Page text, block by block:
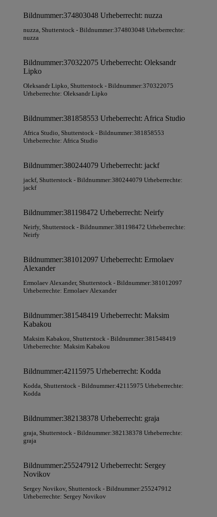
Bildnummer:374803048 Urheberrecht: nuzza
nuzza, Shutterstock - Bildnummer:374803048 Urheberrechte:
nuzza
Bildnummer:370322075 Urheberrecht: Oleksandr
Lipko
Oleksandr Lipko, Shutterstock - Bildnummer:370322075
Urheberrechte: Oleksandr Lipko
Bildnummer:381858553 Urheberrecht: Africa Studio
Africa Studio, Shutterstock - Bildnummer:381858553
Urheberrechte: Africa Studio
Bildnummer:380244079 Urheberrecht: jackf
jackf, Shutterstock - Bildnummer:380244079 Urheberrechte:
jackf
Bildnummer:381198472 Urheberrecht: Neirfy
Neirfy, Shutterstock - Bildnummer:381198472 Urheberrechte:
Neirfy
Bildnummer:381012097 Urheberrecht: Ermolaev
Alexander
Ermolaev Alexander, Shutterstock - Bildnummer:381012097
Urheberrechte: Ermolaev Alexander
Bildnummer:381548419 Urheberrecht: Maksim
Kabakou
Maksim Kabakou, Shutterstock - Bildnummer:381548419
Urheberrechte: Maksim Kabakou
Bildnummer:42115975 Urheberrecht: Kodda
Kodda, Shutterstock - Bildnummer:42115975 Urheberrechte:
Kodda
Bildnummer:382138378 Urheberrecht: graja
graja, Shutterstock - Bildnummer:382138378 Urheberrechte:
graja
Bildnummer:255247912 Urheberrecht: Sergey
Novikov
Sergey Novikov, Shutterstock - Bildnummer:255247912
Urheberrechte: Sergey Novikov